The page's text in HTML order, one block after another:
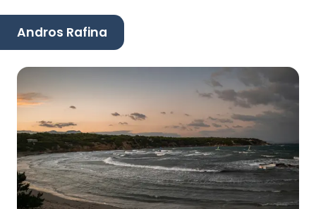
Andros Rafina